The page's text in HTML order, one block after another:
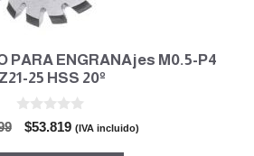
PARA ENGRANAjes M0.5-P4
Z21-25 HSS 20º
El
$53.819El(IVA incluido)